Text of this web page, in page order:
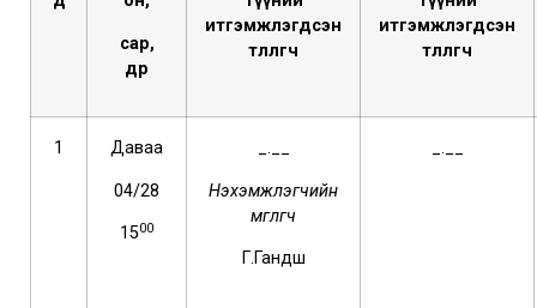
сар,
өдөр
итгэмжлэгдсэн
төлөөлөгч
итгэмжлэгдсэн
төлөөлөгч
1 Даваа
04/28
1500
_.__
Нэхэмжлэгчийн
өмгөөлөгч
Г.Гандөш
_.__